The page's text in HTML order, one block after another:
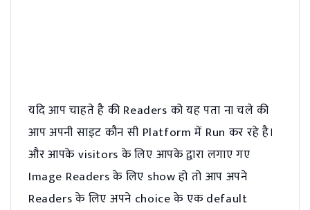
यदि आप चाहते है की Readers को यह पता ना चले की
आप अपनी साइट कौन सी Platform में Run कर रहे है।
और आपके visitors के लिए आपके द्वारा लगाए गए
Image Readers के लिए show हो तो आप अपने
Readers के लिए अपने choice के एक default